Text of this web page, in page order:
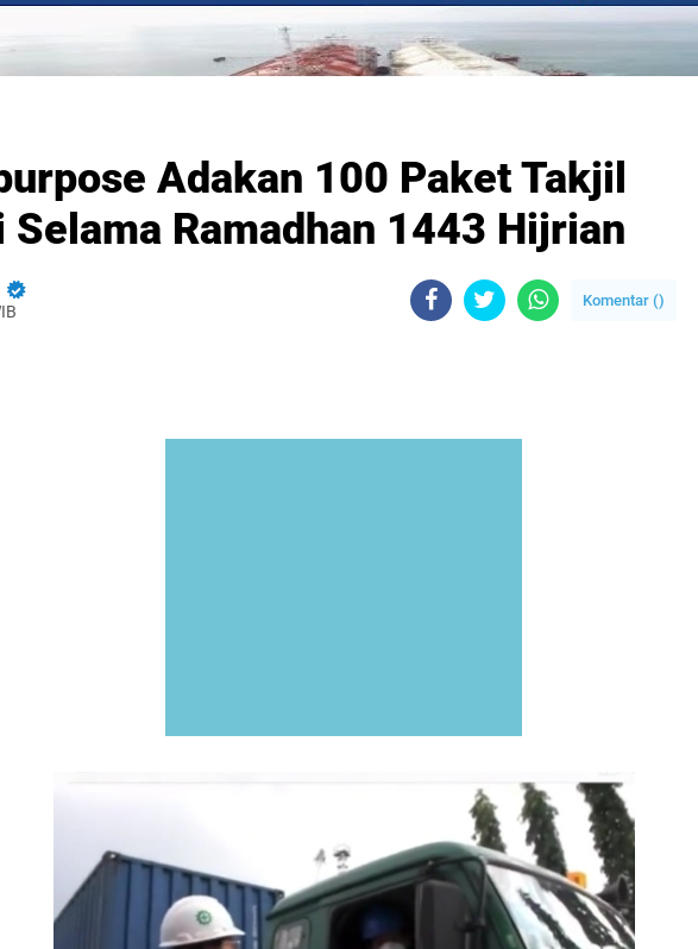
Adakan 100 Paket Takjil
Selama Ramadhan 1443 Hijrian
Komentar ()